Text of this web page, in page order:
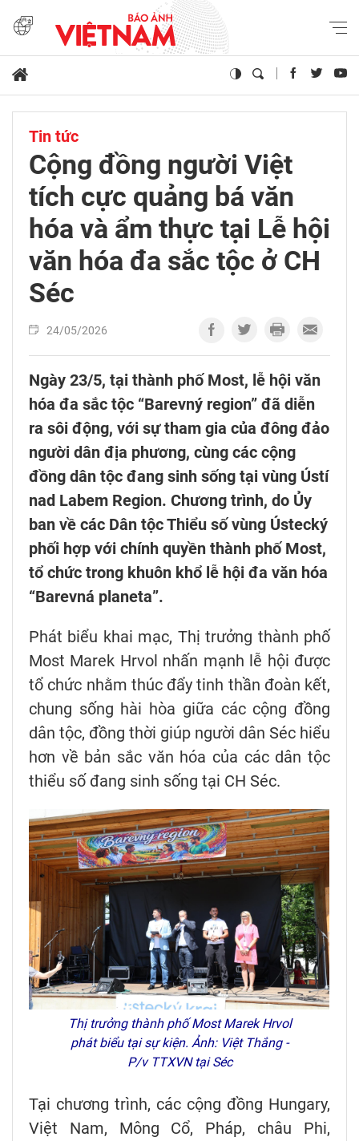
Tin tức
Cộng đồng người Việt
tích cực quảng bá văn
hóa và ẩm thực tại Lễ hội
văn hóa đa sắc tộc ở CH
Séc
24/05/2026
Ngày 23/5, tại thành phố Most, lễ hội văn
hóa đa sắc tộc “Barevný region” đã diễn
ra sôi động, với sự tham gia của đông đảo
người dân địa phương, cùng các cộng
đồng dân tộc đang sinh sống tại vùng Ústí
nad Labem Region. Chương trình, do Ủy
ban về các Dân tộc Thiểu số vùng Ústecký
phối hợp với chính quyền thành phố Most,
tổ chức trong khuôn khổ lễ hội đa văn hóa
“Barevná planeta”.
Phát biểu khai mạc, Thị trưởng thành phố
Most Marek Hrvol nhấn mạnh lễ hội được
tổ chức nhằm thúc đẩy tinh thần đoàn kết,
chung sống hài hòa giữa các cộng đồng
dân tộc, đồng thời giúp người dân Séc hiểu
hơn về bản sắc văn hóa của các dân tộc
thiểu số đang sinh sống tại CH Séc.
Thị trưởng thành phố Most Marek Hrvol
phát biểu tại sự kiện. Ảnh: Việt Thắng -
P/v TTXVN tại Séc
Tại chương trình, các cộng đồng Hungary,
Việt Nam, Mông Cổ, Pháp, châu Phi,